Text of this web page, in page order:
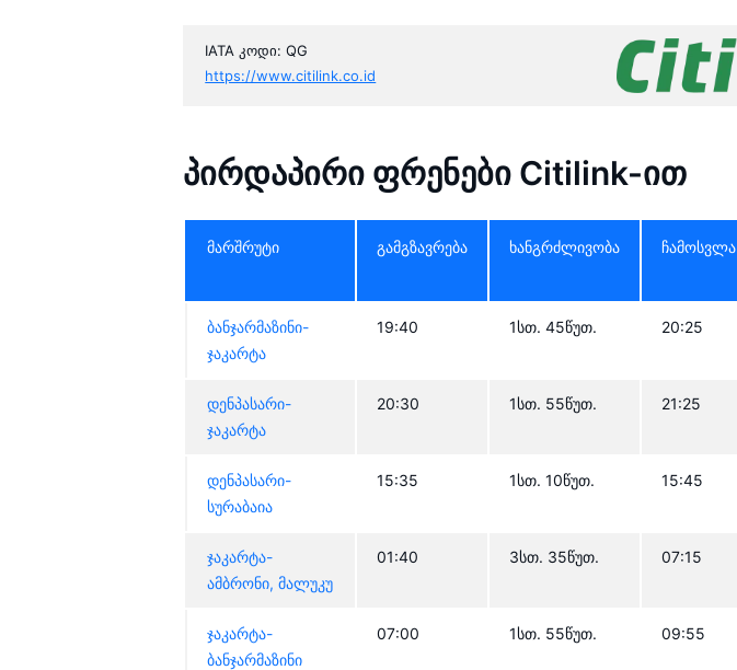
IATA კოდი: QG
https://www.citilink.co.id
პირდაპირი ფრენები Citilink-ით
მარშრუტი გამგზავრება ხანგრძლივობა ჩამოსვლა
ბანჯარმაზინი-
ჯაკარტა
19:40 1სთ. 45წუთ. 20:25
დენპასარი-
ჯაკარტა
20:30 1სთ. 55წუთ. 21:25
დენპასარი-
სურაბაია
15:35 1სთ. 10წუთ. 15:45
ჯაკარტა-
ამბრონი, მალუკუ
01:40 3სთ. 35წუთ. 07:15
ჯაკარტა-
ბანჯარმაზინი
07:00 1სთ. 55წუთ. 09:55